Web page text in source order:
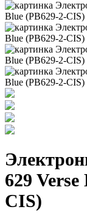
629
CIS)